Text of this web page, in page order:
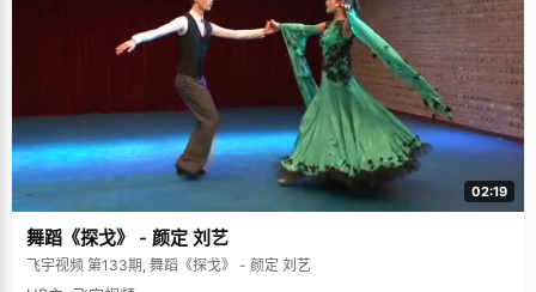
02:19
舞蹈《探戈》 - 颜定 刘艺
飞宇视频 第133期, 舞蹈《探戈》 - 颜定 刘艺